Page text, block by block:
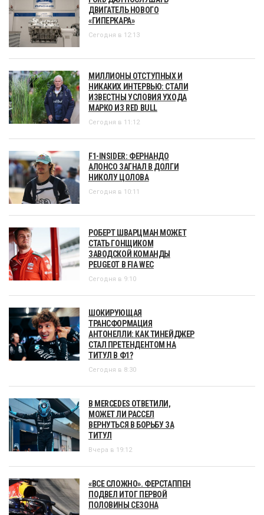
ДВИГАТЕЛЬ НОВОГО
«ГИПЕРКАРА»
Сегодня в 12:13
МИЛЛИОНЫ ОТСТУПНЫХ И
НИКАКИХ ИНТЕРВЬЮ: СТАЛИ
ИЗВЕСТНЫ УСЛОВИЯ УХОДА
МАРКО ИЗ RED BULL
Сегодня в 11:12
F1-INSIDER: ФЕРНАНДО
АЛОНСО ЗАГНАЛ В ДОЛГИ
НИКОЛУ ЦОЛОВА
Сегодня в 10:11
РОБЕРТ ШВАРЦМАН МОЖЕТ
СТАТЬ ГОНЩИКОМ
ЗАВОДСКОЙ КОМАНДЫ
PEUGEOT В FIA WEC
Сегодня в 9:10
ШОКИРУЮЩАЯ
ТРАНСФОРМАЦИЯ
АНТОНЕЛЛИ: КАК ТИНЕЙДЖЕР
СТАЛ ПРЕТЕНДЕНТОМ НА
ТИТУЛ В Ф1?
Сегодня в 8:30
В MERCEDES ОТВЕТИЛИ,
МОЖЕТ ЛИ РАССЕЛ
ВЕРНУТЬСЯ В БОРЬБУ ЗА
ТИТУЛ
Вчера в 19:12
«ВСЕ СЛОЖНО». ФЕРСТАППЕН
ПОДВЕЛ ИТОГ ПЕРВОЙ
ПОЛОВИНЫ СЕЗОНА